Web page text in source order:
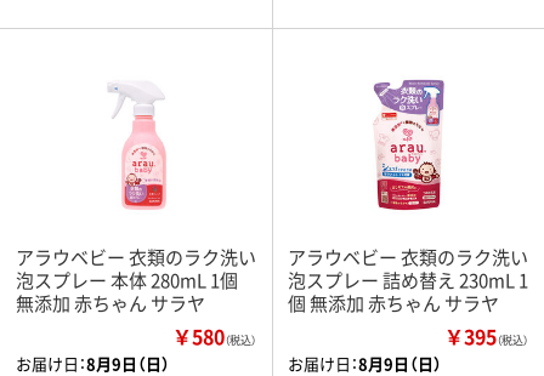
アラウベビー 衣類のラク洗い
泡スプレー 本体 280mL 1個
無添加 赤ちゃん サラヤ
￥580（税込）
お届け日：8月9日（日）
アラウベビー 衣類のラク洗い
泡スプレー 詰め替え 230mL 1
個 無添加 赤ちゃん サラヤ
￥395（税込）
お届け日：8月9日（日）